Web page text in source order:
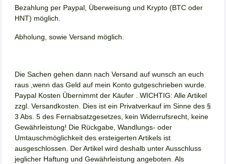
Bezahlung per Paypal, Überweisung und Krypto (BTC oder
HNT) möglich.
Abholung, sowie Versand möglich.
Die Sachen gehen dann nach Versand auf wunsch an euch
raus ,wenn das Geld auf mein Konto gutgeschrieben wurde.
Paypal Kosten Übernimmt der Käufer . WICHTIG: Alle Artikel
zzgl. Versandkosten. Dies ist ein Privatverkauf im Sinne des §
3 Abs. 5 des Fernabsatzgesetzes, kein Widerrufsrecht, keine
Gewährleistung! Die Rückgabe, Wandlungs- oder
Umtauschmöglichkeit des ersteigerten Artikels ist
ausgeschlossen. Der Artikel wird deshalb unter Ausschluss
jeglicher Haftung und Gewährleistung angeboten. Als